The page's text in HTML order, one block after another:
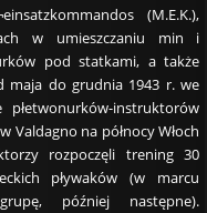
(M.E.K.),
w umieszczaniu min i
pod statkami, a także
maja do grudnia 1943 r. we
płetwonurków-instruktorów
Valdagno na północy Włoch
rozpoczęli trening 30
pływaków (w marcu
później następne).